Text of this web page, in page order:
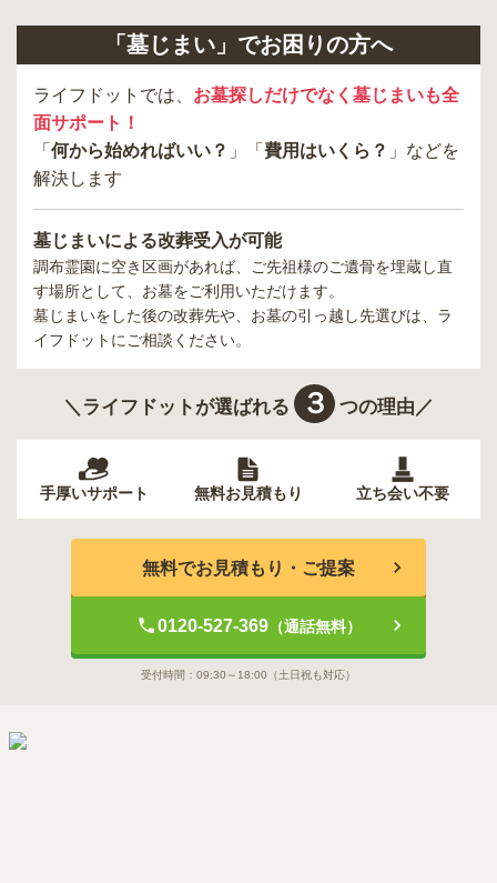
「墓じまい」でお困りの方へ
ライフドットでは、 お墓探しだけでなく墓じまいも全
面サポート！
「 何から始めればいい？ 」「 費用はいくら？ 」などを
解決します
墓じまいによる改葬受入が可能
調布霊園に空き区画があれば、ご先祖様のご遺骨を埋蔵し直
す場所として、お墓をご利用いただけます。
墓じまいをした後の改葬先や、お墓の引っ越し先選びは、ラ
イフドットにご相談ください。
＼ライフドットが選ばれる ３ つの理由／
手厚いサポート 無料お見積もり 立ち会い不要
無料でお見積もり・ご提案
0120-527-369（通話無料）
受付時間： 09:30～18:00 （土日祝も対応）